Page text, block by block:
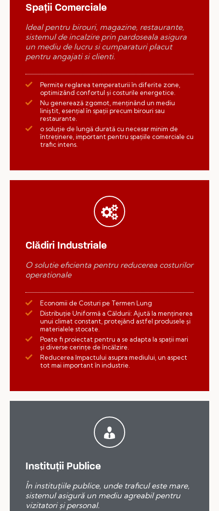
Spații Comerciale
Ideal pentru birouri, magazine, restaurante,
sistemul de incalzire prin pardoseala asigura
un mediu de lucru si cumparaturi placut
pentru angajati si clienti.
Permite reglarea temperaturii în diferite zone,
optimizând confortul și costurile energetice.
Nu generează zgomot, menținând un mediu
liniștit, esențial în spații precum birouri sau
restaurante.
o soluție de lungă durată cu necesar minim de
întreținere, important pentru spațiile comerciale cu
trafic intens.
Clădiri Industriale
O solutie eficienta pentru reducerea costurilor
operationale
Economii de Costuri pe Termen Lung
Distribuție Uniformă a Căldurii: Ajută la menținerea
unui climat constant, protejând astfel produsele și
materialele stocate.
Poate fi proiectat pentru a se adapta la spații mari
și diverse cerințe de încălzire.
Reducerea Impactului asupra mediului, un aspect
tot mai important în industrie.
Instituții Publice
În instituțiile publice, unde traficul este mare,
sistemul asigură un mediu agreabil pentru
vizitatori și personal.